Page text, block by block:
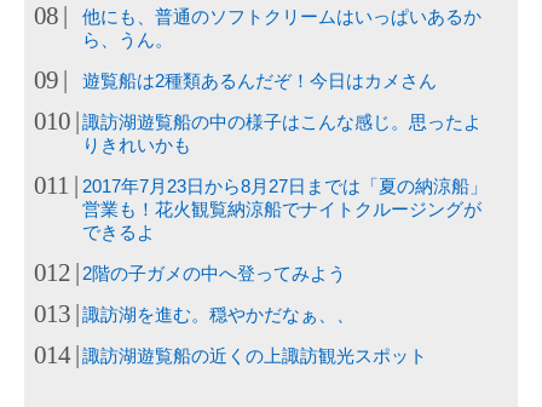
他にも、普通のソフトクリームはいっぱいあるか
ら、うん。
遊覧船は2種類あるんだぞ！今日はカメさん
諏訪湖遊覧船の中の様子はこんな感じ。思ったよ
りきれいかも
2017年7月23日から8月27日までは「夏の納涼船」
営業も！花火観覧納涼船でナイトクルージングが
できるよ
2階の子ガメの中へ登ってみよう
諏訪湖を進む。穏やかだなぁ、、
諏訪湖遊覧船の近くの上諏訪観光スポット